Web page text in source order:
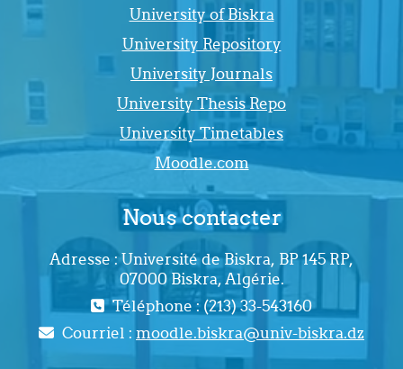
University of Biskra
University Repository
University Journals
University Thesis Repo
University Timetables
Moodle.com
Nous contacter
Adresse : Université de Biskra, BP 145 RP,
07000 Biskra, Algérie.
Téléphone : (213) 33-543160
Courriel : moodle.biskra@univ-biskra.dz